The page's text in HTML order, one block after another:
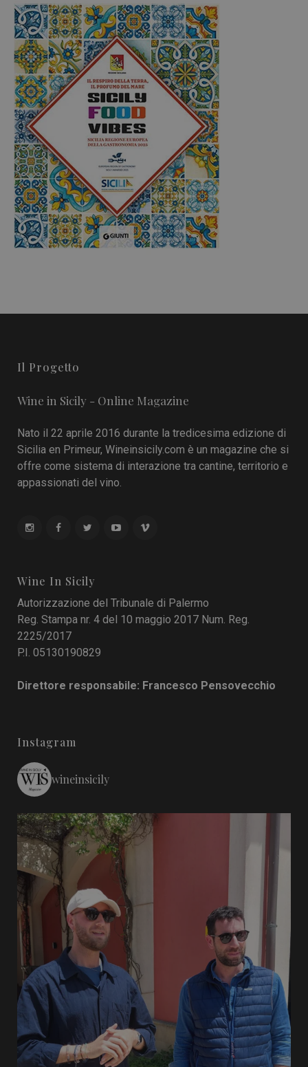
Il Progetto
Wine in Sicily - Online Magazine
Nato il 22 aprile 2016 durante la tredicesima edizione di
Sicilia en Primeur, Wineinsicily.com è un magazine che si
offre come sistema di interazione tra cantine, territorio e
appassionati del vino.
Wine In Sicily
Autorizzazione del Tribunale di Palermo
Reg. Stampa nr. 4 del 10 maggio 2017 Num. Reg.
2225/2017
P.I. 05130190829
Direttore responsabile: Francesco Pensovecchio
Instagram
wineinsicily